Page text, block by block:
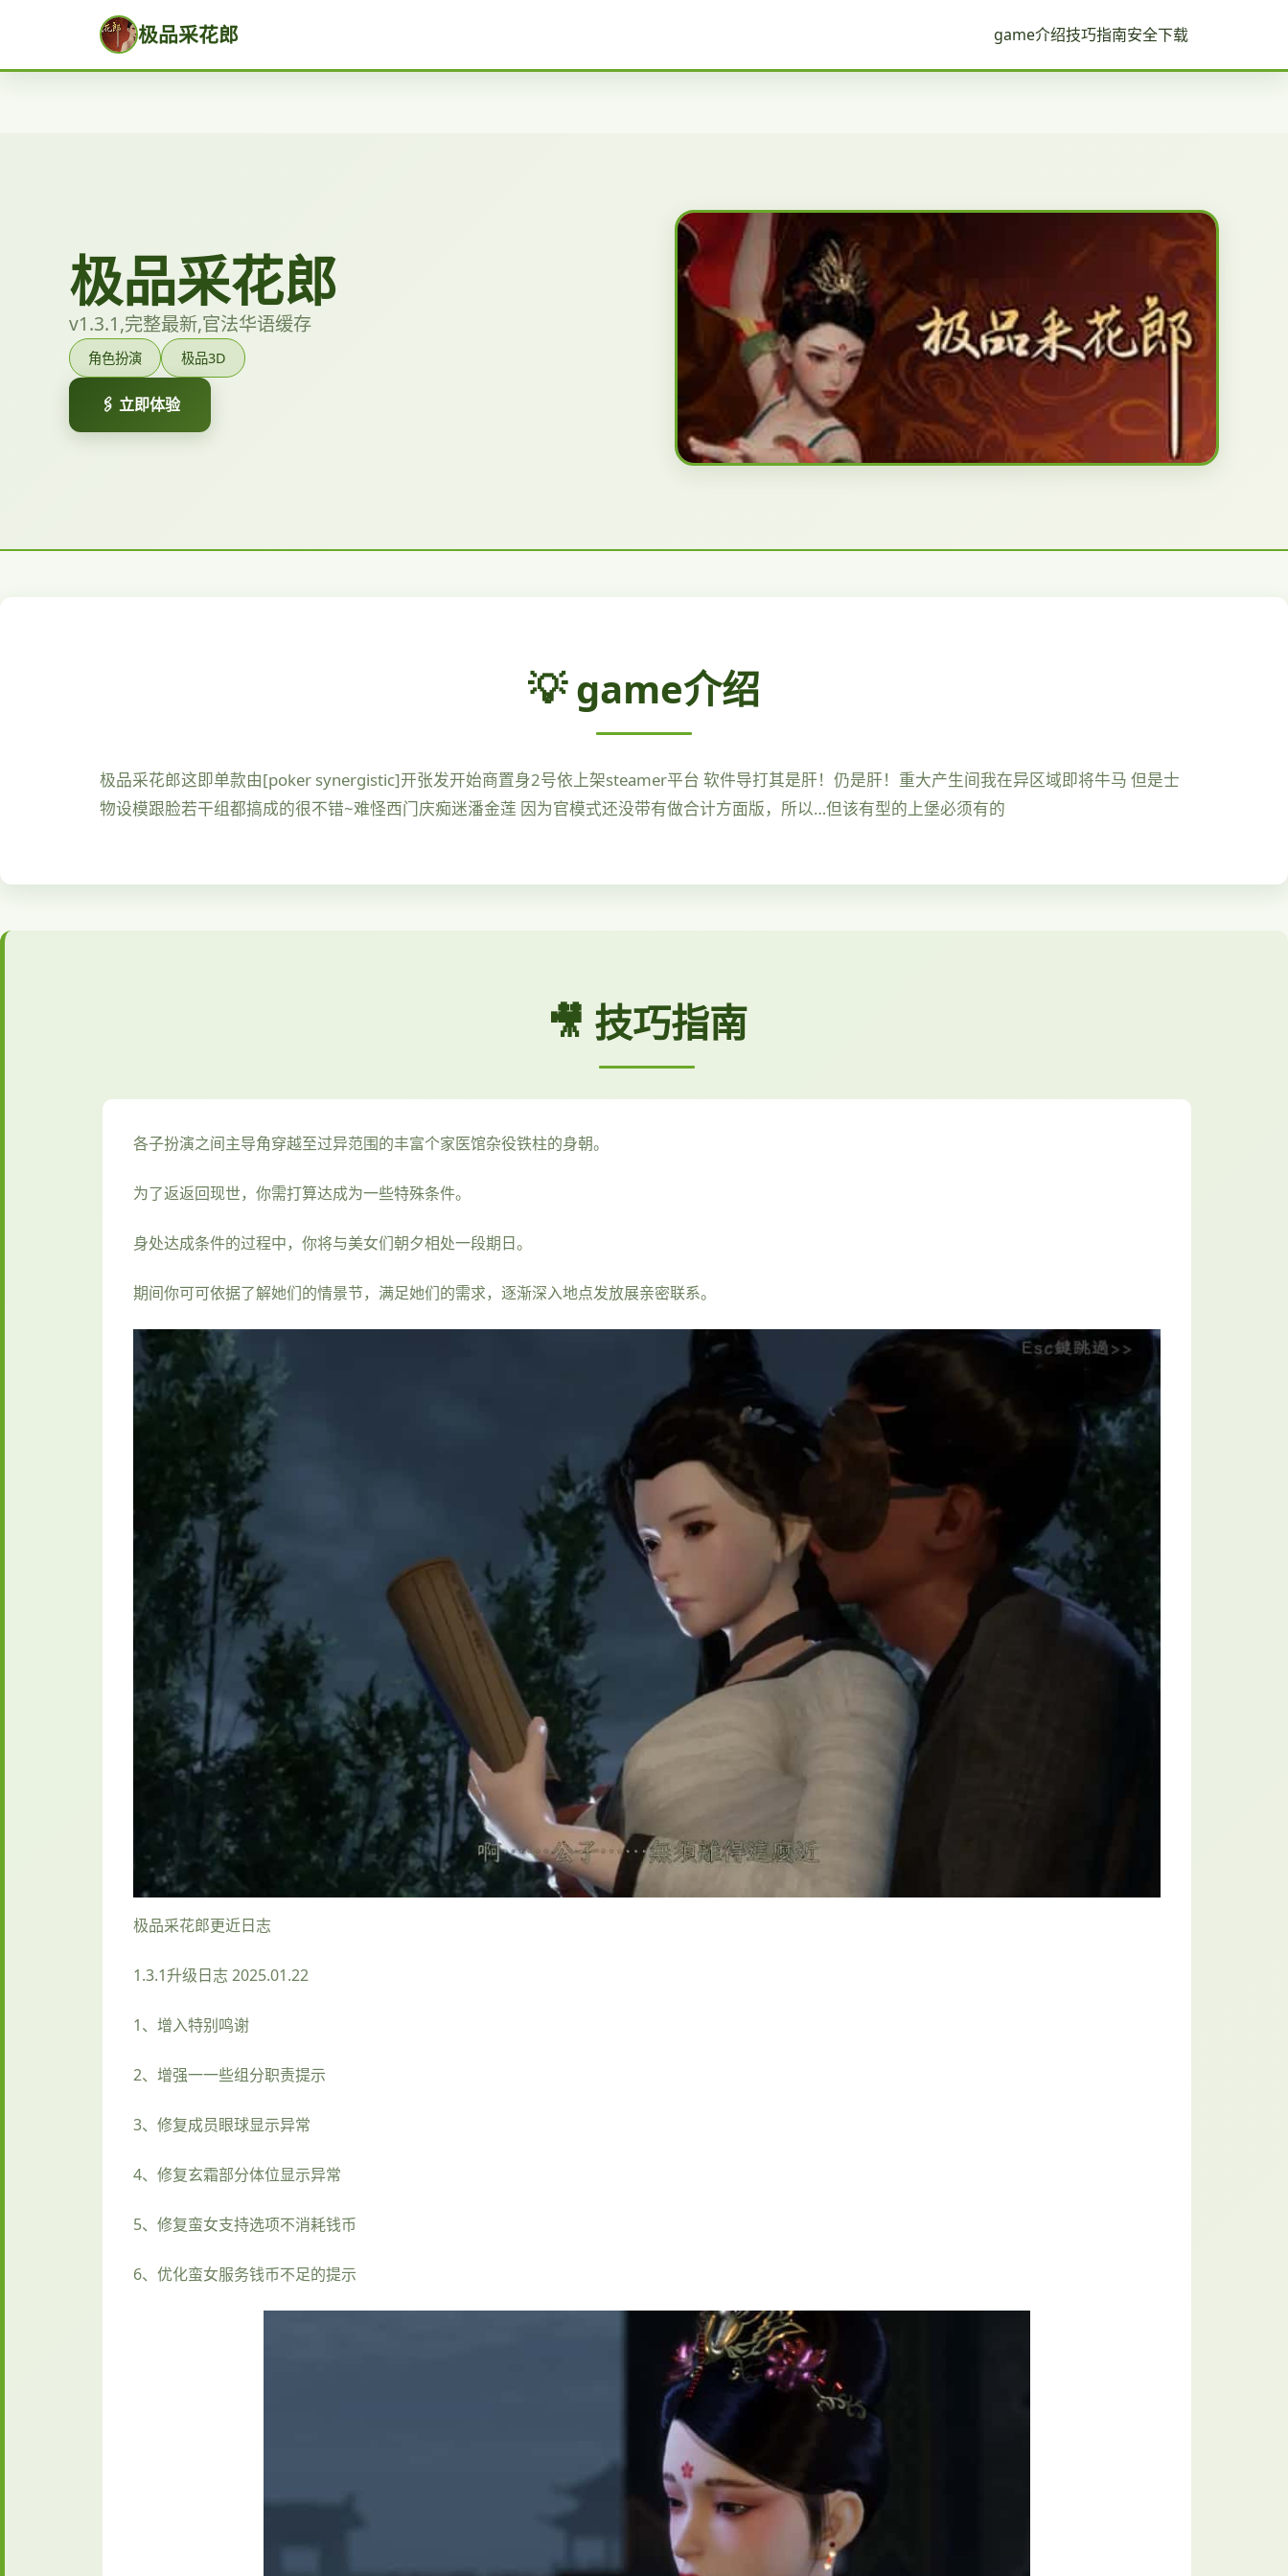
极品采花郎 game介绍技巧指南安全下载
极品采花郎
v1.3.1,完整最新,官法华语缓存
角色扮演 极品3D
🖇️ 立即体验
💡 game介绍
极品采花郎这即单款由[poker synergistic]开张发开始商置身2号依上架steamer平台 软件导打其是肝！仍是肝！重大产生间我在异区域即将牛马 但是士
物设模跟脸若干组都搞成的很不错~难怪西门庆痴迷潘金莲 因为官模式还没带有做合计方面版，所以…但该有型的上堡必须有的
🎥 技巧指南
各子扮演之间主导角穿越至过异范围的丰富个家医馆杂役铁柱的身朝。
为了返返回现世，你需打算达成为一些特殊条件。
身处达成条件的过程中， 你将与美女们朝夕相处一段期日。
期间你可可依据了解她们的情景节，满足她们的需求，逐渐深入地点发放展亲密联系。
极品采花郎更近日志
1.3.1升级日志 2025.01.22
1、增入特别鸣谢
2、增强一一些组分职责提示
3、修复成员眼球显示异常
4、修复玄霜部分体位显示异常
5、修复蛮女支持选项不消耗钱币
6、优化蛮女服务钱币不足的提示